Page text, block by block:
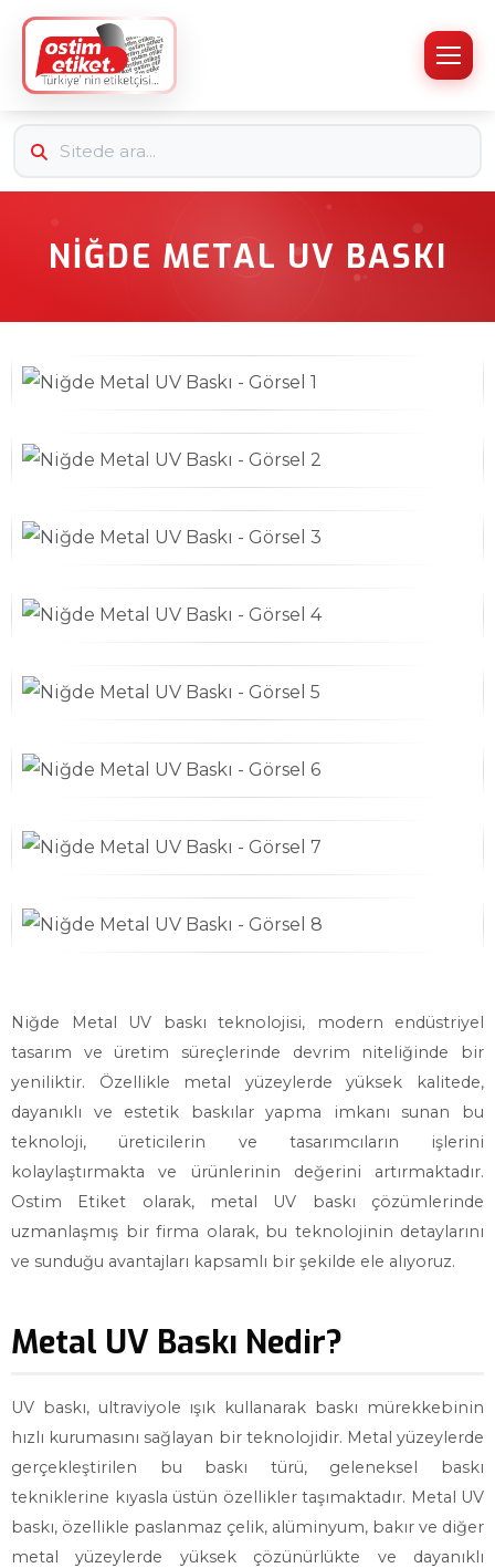
NIĞDE METAL UV BASKI
Niğde Metal UV baskı teknolojisi, modern endüstriyel
tasarım ve üretim süreçlerinde devrim niteliğinde bir
yeniliktir. Özellikle metal yüzeylerde yüksek kalitede,
dayanıklı ve estetik baskılar yapma imkanı sunan bu
teknoloji, üreticilerin ve tasarımcıların işlerini
kolaylaştırmakta ve ürünlerinin değerini artırmaktadır.
Ostim Etiket olarak, metal UV baskı çözümlerinde
uzmanlaşmış bir firma olarak, bu teknolojinin detaylarını
ve sunduğu avantajları kapsamlı bir şekilde ele alıyoruz.
Metal UV Baskı Nedir?
UV baskı, ultraviyole ışık kullanarak baskı mürekkebinin
hızlı kurumasını sağlayan bir teknolojidir. Metal yüzeylerde
gerçekleştirilen bu baskı türü, geleneksel baskı
tekniklerine kıyasla üstün özellikler taşımaktadır. Metal UV
baskı, özellikle paslanmaz çelik, alüminyum, bakır ve diğer
metal yüzeylerde yüksek çözünürlükte ve dayanıklı